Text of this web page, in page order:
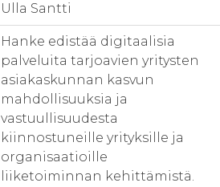
Ulla Santti
Hanke edistää digitaalisia
palveluita tarjoavien yritysten
asiakaskunnan kasvun
mahdollisuuksia ja
vastuullisuudesta
kiinnostuneille yrityksille ja
organisaatioille
liiketoiminnan kehittämistä.